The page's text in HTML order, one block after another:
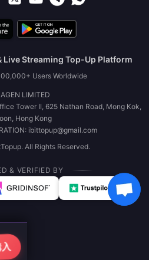
Live Streaming Top-Up Platform
Users Worldwide
LIMITED
Tower II, 625 Nathan Road, Mong Kok,
Hong Kong
ibittopup@gmail.com
All Rights Reserved.
& VERIFIED BY